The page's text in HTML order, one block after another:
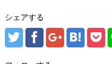
シェアする